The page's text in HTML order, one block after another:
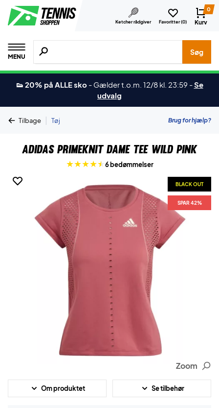
Ketcher rådgiver Favoritter (0)
0
Kurv
MENU
Søg efter produkter, mærker etc.
Søg
👟 20% på ALLE sko - Gælder t.o.m. 12/8 kl. 23:59 -Se
udvalg
Tilbage | Tøj Brug for hjælp?
Adidas Primeknit Dame Tee Wild Pink
6 bedømmelser
BLACK OUT
SPAR 42%
Zoom
Om produktet Se tilbehør